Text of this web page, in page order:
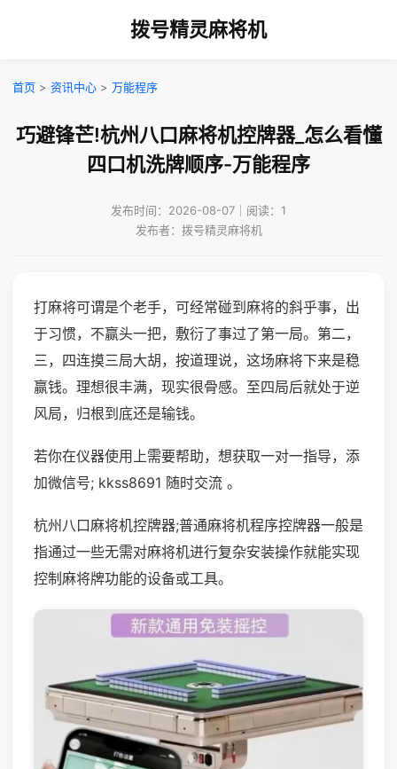
拨号精灵麻将机
首页 > 资讯中心 > 万能程序
巧避锋芒!杭州八口麻将机控牌器_怎么看懂
四口机洗牌顺序-万能程序
发布时间：2026-08-07｜阅读：1
发布者：拨号精灵麻将机
打麻将可谓是个老手，可经常碰到麻将的斜乎事，出
于习惯，不赢头一把，敷衍了事过了第一局。第二，
三，四连摸三局大胡，按道理说，这场麻将下来是稳
赢钱。理想很丰满，现实很骨感。至四局后就处于逆
风局，归根到底还是输钱。
若你在仪器使用上需要帮助，想获取一对一指导，添
加微信号; kkss8691 随时交流 。
杭州八口麻将机控牌器;普通麻将机程序控牌器一般是
指通过一些无需对麻将机进行复杂安装操作就能实现
控制麻将牌功能的设备或工具。